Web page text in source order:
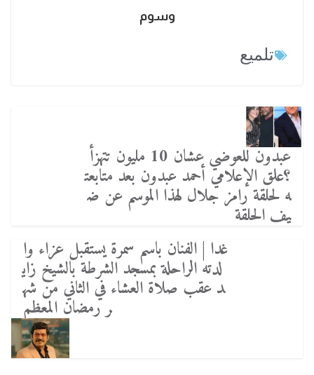
وسوم
تلميع
عبدون للعوضي عشان 10 مليون تتهزأ
؟علق الإعلامي أحمد عبدون بعد متابعت
ه لحلقة رامز جلال لهذا الموسم عن ض
يف الحلقة
غدا | الفنان باسم سمرة يستقبل عزاء وا
لدته الراحلة بمسجد الشرطة بالشيخ زاي
د عقب صلاة العشاء في الثاني من شه
ر رمضان المعظم